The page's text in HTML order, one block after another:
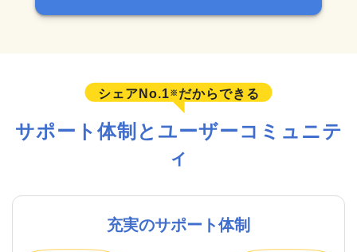
シェアNo.1※ だからできる
サポート体制とユーザーコミュニテ
ィ
充実のサポート体制